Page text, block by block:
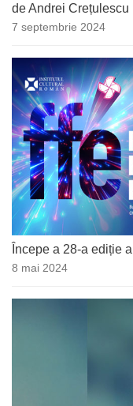
de Andrei Crețulescu
7 septembrie 2024
Începe a 28-a ediție
8 mai 2024